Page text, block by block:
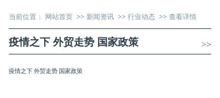
当前位置： 网站首页>> 新闻资讯>> 行业动态>> 查看详情
疫情之下 外贸走势 国家政策 >>
疫情之下 外贸走势 国家政策